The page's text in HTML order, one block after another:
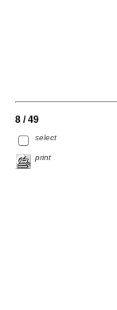
8 / 49
select
print